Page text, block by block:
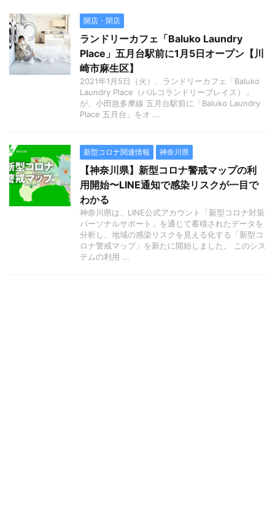
開店・閉店
ランドリーカフェ「Baluko Laundry
Place」五月台駅前に1月5日オープン【川
崎市麻生区】
2021年1月5日（火）、ランドリーカフェ「Baluko
Laundry Place（バルコランドリープレイス）」
が、小田急多摩線 五月台駅前に「Baluko Laundry
Place 五月台」をオ ...
新型コロナ関連情報 神奈川県
【神奈川県】新型コロナ警戒マップの利
用開始〜LINE通知で感染リスクが一目で
わかる
神奈川県は、LINE公式アカウント「新型コロナ対策
パーソナルサポート」を通じて蓄積されたデータを
分析し、地域の感染リスクを見える化する「新型コ
ロナ警戒マップ」を新たに開始しました。 このシス
テムの利用 ...